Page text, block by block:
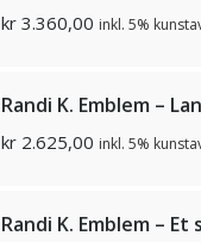
kr 3.360,00 inkl. 5%
Randi K. Emblem –
kr 2.625,00 inkl. 5%
Randi K. Emblem – Et